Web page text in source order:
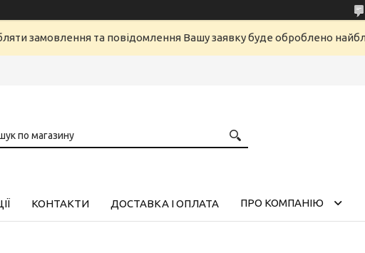
замовлення та повідомлення Вашу заявку буде оброблено
КОНТАКТИ ДОСТАВКА І ОПЛАТА ПРО КОМПАНІЮ